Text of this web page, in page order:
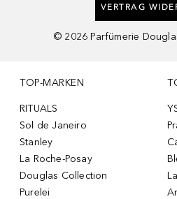
VERTRAG
© 2026 Parfümerie
TOP-MARKEN
RITUALS
Sol de Janeiro
Stanley
La Roche-Posay
Douglas Collection
Purelei